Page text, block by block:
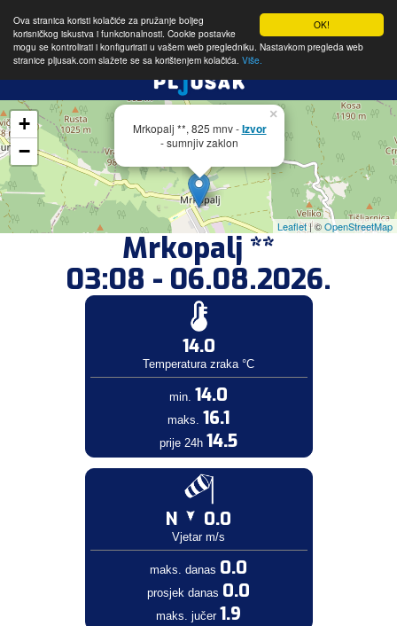
OK!
Ova stranica koristi kolačiće za pružanje boljeg
korisničkog iskustva i funkcionalnosti. Cookie postavke
mogu se kontrolirati i konfigurirati u vašem web pregledniku. Nastavkom pregleda web
stranice pljusak.com slažete se sa korištenjem kolačića. Više.
Mrkopalj **, 825 mnv -Izvor
- sumnjiv zaklon
×
+
−
Leaflet| ©OpenStreetMap
Mrkopalj **
03:08 - 06.08.2026.
14.0
Temperatura zraka °C
min. 14.0
maks. 16.1
prije 24h 14.5
N 0.0
Vjetar m/s
maks. danas 0.0
prosjek danas 0.0
maks. jučer 1.9